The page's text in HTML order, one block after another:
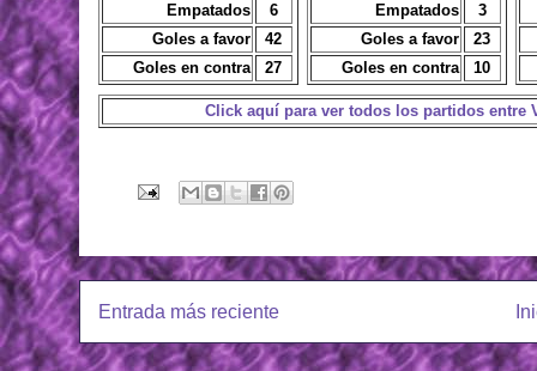
Empatados
6
Goles a favor
42
Goles en contra
27
Empatados
3
Goles a favor
23
Goles en contra
10
Click aquí para ver todos los partidos entre
Entrada más reciente